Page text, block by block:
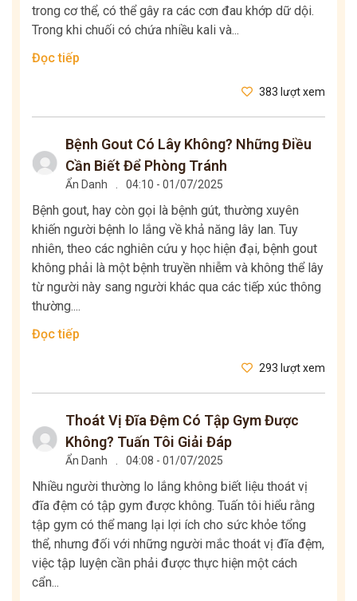
trong cơ thể, có thể gây ra các cơn đau khớp dữ dội.
Trong khi chuối có chứa nhiều kali và...
Đọc tiếp
383 lượt xem
Bệnh Gout Có Lây Không? Những Điều
Cần Biết Để Phòng Tránh
Ẩn Danh 04:10 - 01/07/2025
Bệnh gout, hay còn gọi là bệnh gút, thường xuyên
khiến người bệnh lo lắng về khả năng lây lan. Tuy
nhiên, theo các nghiên cứu y học hiện đại, bệnh gout
không phải là một bệnh truyền nhiễm và không thể lây
từ người này sang người khác qua các tiếp xúc thông
thường....
Đọc tiếp
293 lượt xem
Thoát Vị Đĩa Đệm Có Tập Gym Được
Không? Tuấn Tôi Giải Đáp
Ẩn Danh 04:08 - 01/07/2025
Nhiều người thường lo lắng không biết liệu thoát vị
đĩa đệm có tập gym được không. Tuấn tôi hiểu rằng
tập gym có thể mang lại lợi ích cho sức khỏe tổng
thể, nhưng đối với những người mắc thoát vị đĩa đệm,
việc tập luyện cần phải được thực hiện một cách
cẩn...